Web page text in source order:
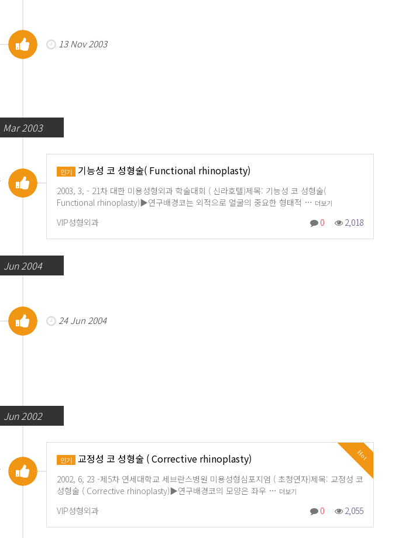
13 Nov 2003
Mar 2003
인기 기능성 코 성형술( Functional rhinoplasty)
2003, 3, - 21차 대한 미용성형외과 학술대회 ( 신라호텔)제목: 기능성 코 성형술(
Functional rhinoplasty)▶연구배경코는 외적으로 얼굴의 중요한 형태적 … 더보기
VIP성형외과 0 2,018
Jun 2004
24 Jun 2004
Jun 2002
Hot
인기 교정성 코 성형술 ( Corrective rhinoplasty)
2002, 6, 23 -제5차 연세대학교 세브란스병원 미용성형심포지엄 ( 초청연자)제목: 교정성 코
성형술 ( Corrective rhinoplasty)▶연구배경코의 모양은 좌우 … 더보기
VIP성형외과 0 2,055